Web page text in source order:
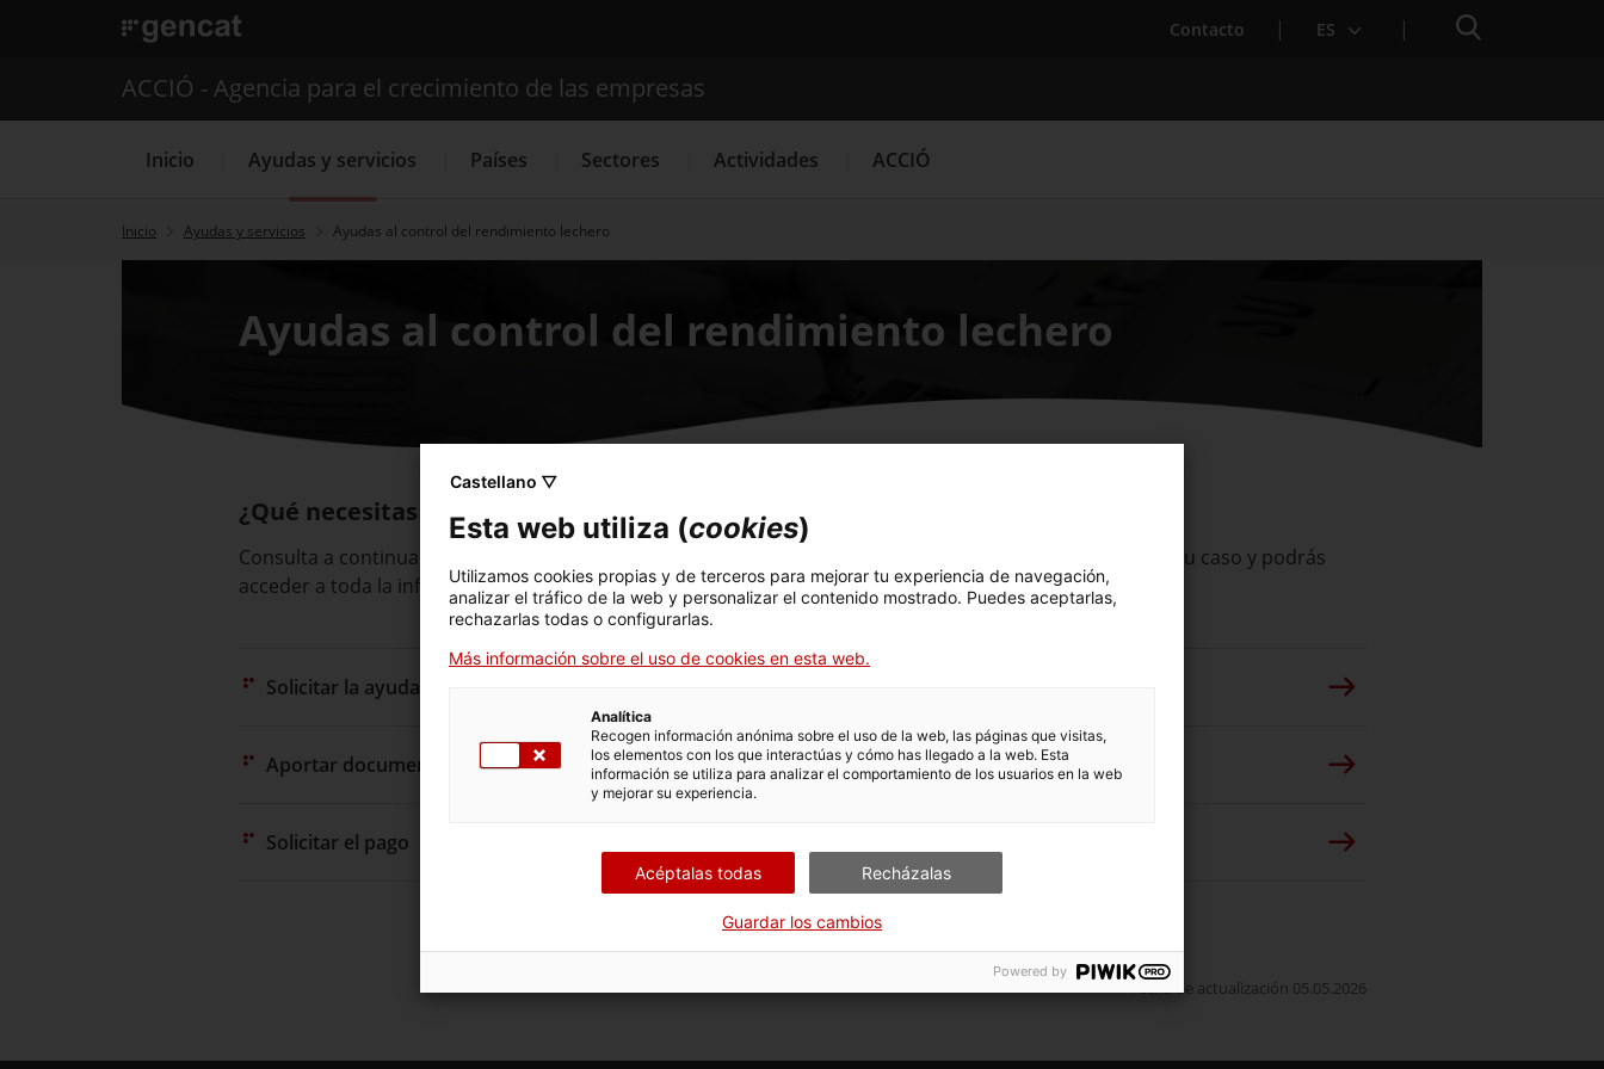
. Abrir en una nueva ventana. Contacto ES Buscador
Buscador
ACCIÓ - Agencia para el crecimiento de las empresas
Inicio Ayudas y servicios Países Sectores Actividades ACCIÓ
Inicio Ayudas y servicios Ayudas al control del rendimiento lechero
Ayudas al control del rendimiento lechero
¿Qué necesitas hacer?
Consulta a continuación todas las opciones vinculadas al trámite. Selecciona la que se corresponda con tu caso y podrás
acceder a toda la información y condiciones de tramitación.
Solicitar la ayuda
Aportar documentación, alegar o desistir
Solicitar el pago
Fecha de actualización 05.05.2026
Castellano ▽
Esta web utiliza (cookies)
Utilizamos cookies propias y de terceros para mejorar tu experiencia de navegación,
analizar el tráfico de la web y personalizar el contenido mostrado. Puedes aceptarlas,
rechazarlas todas o configurarlas.
Más información sobre el uso de cookies en esta web.
Analítica
Recogen información anónima sobre el uso de la web, las páginas que visitas,
los elementos con los que interactúas y cómo has llegado a la web. Esta
información se utiliza para analizar el comportamiento de los usuarios en la web
y mejorar su experiencia.
Acéptalas todas Recházalas
Guardar los cambios
Powered by